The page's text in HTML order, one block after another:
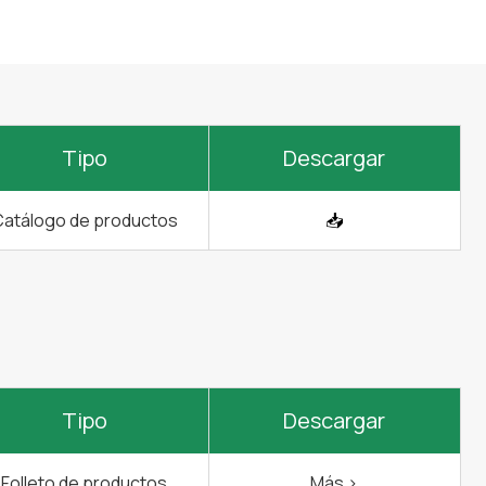
Tipo Descargar
de productos 📥
Tipo Descargar